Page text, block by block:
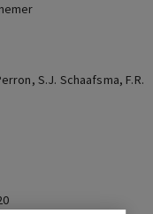
S.J. Schaafsma, F.R.